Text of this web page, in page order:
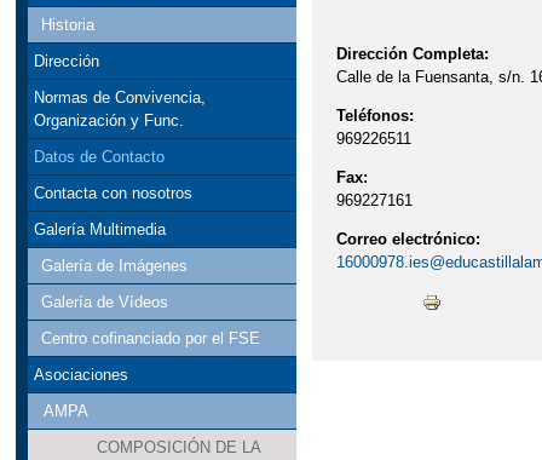
Historia
Dirección
Normas de Convivencia,
Organización y Func.
Datos de Contacto
Contacta con nosotros
Galería Multimedia
Galería de Imágenes
Galería de Vídeos
Centro cofinanciado por el FSE
Asociaciones
AMPA
COMPOSICIÓN DE LA
Dirección Completa:
Calle de la Fuensanta, s/n.
Teléfonos:
969226511
Fax:
969227161
Correo electrónico: